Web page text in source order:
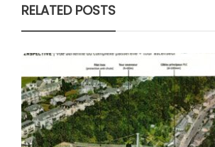
RELATED POSTS